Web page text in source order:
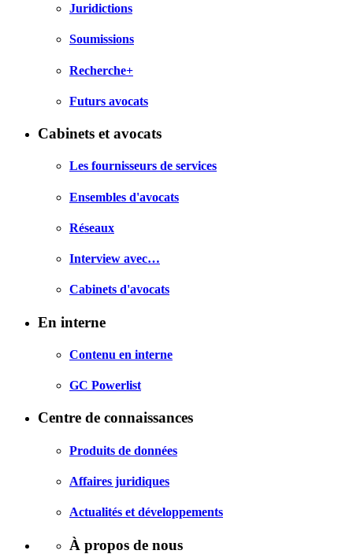
Juridictions
Soumissions
Recherche+
Futurs avocats
Cabinets et avocats
Les fournisseurs de services
Ensembles d'avocats
Réseaux
Interview avec…
Cabinets d'avocats
En interne
Contenu en interne
GC Powerlist
Centre de connaissances
Produits de données
Affaires juridiques
Actualités et développements
À propos de nous